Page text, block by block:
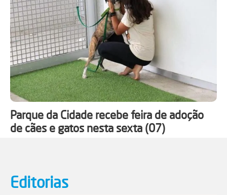
Parque da Cidade recebe feira de adoção
de cães e gatos nesta sexta (07)
Editorias